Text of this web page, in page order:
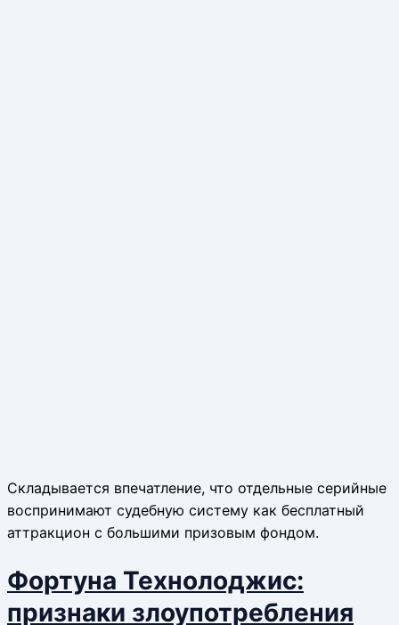
Складывается впечатление, что отдельные серийные
воспринимают судебную систему как бесплатный
аттракцион с большими призовым фондом.
Фортуна Технолоджис:
признаки злоупотребления